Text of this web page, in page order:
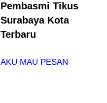
Pembasmi Tikus
Surabaya Kota
Terbaru
AKU MAU PESAN